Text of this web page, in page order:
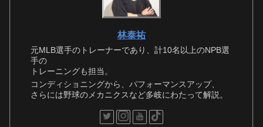
林泰祐
元MLB選手のトレーナーであり、計10名以上のNPB選
手の
トレーニングも担当。
コンディショニングから、パフォーマンスアップ、
さらには野球のメカニクスなど多岐にわたって解説。